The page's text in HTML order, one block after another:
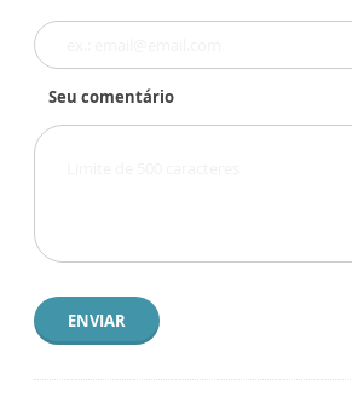
Seu comentário
ENVIAR